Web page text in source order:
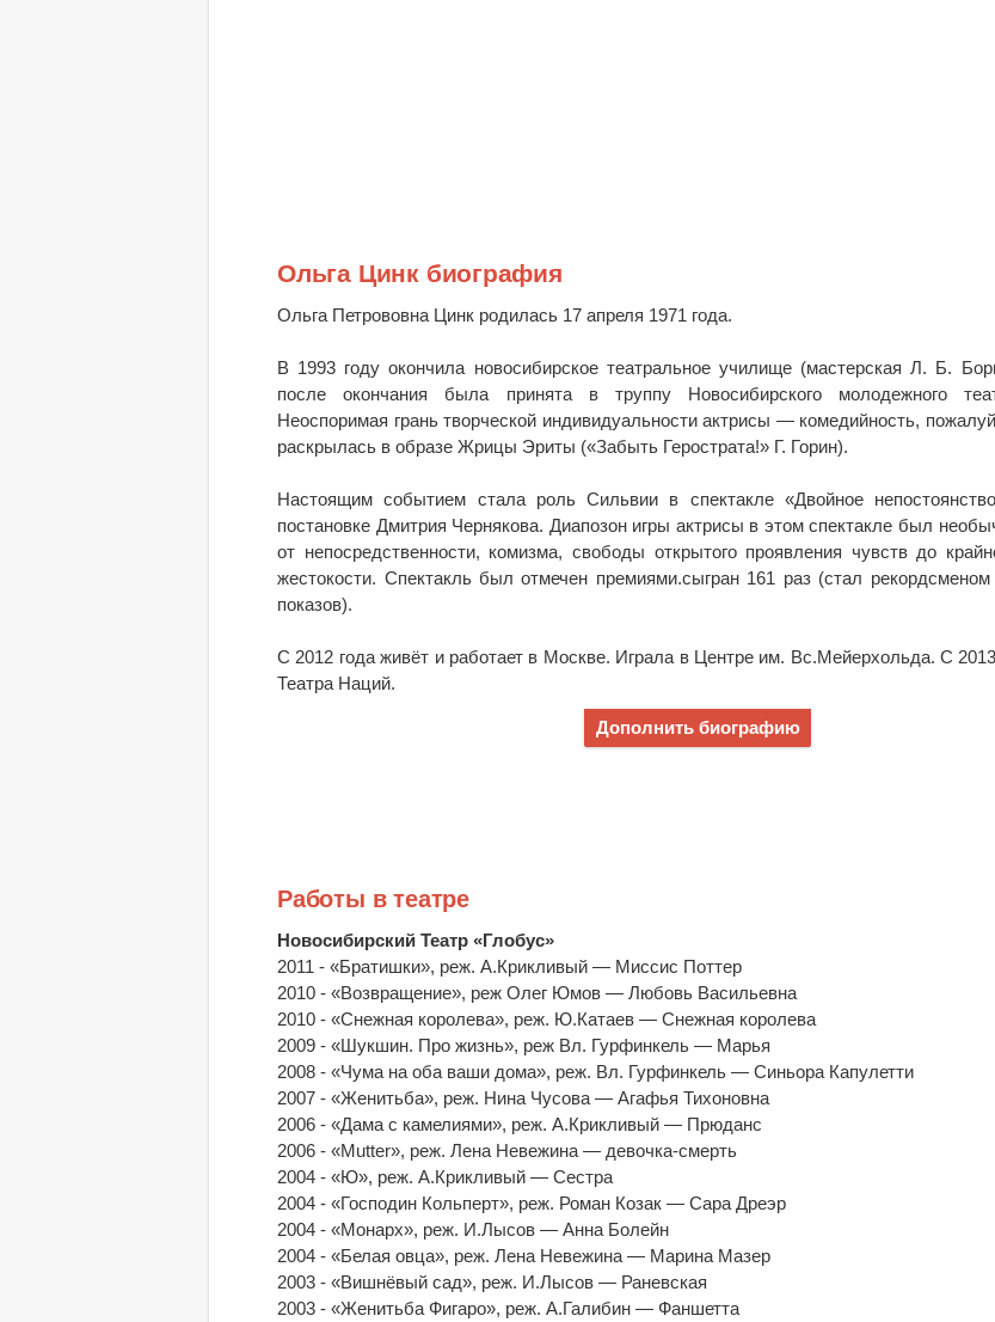
Ольга Цинк биография
Ольга Петрововна Цинк родилась 17 апреля 1971 года.
В 1993 году окончила новосибирское театральное училище (мастерская Л. Б.
после окончания была принята в труппу Новосибирского молодежного
Неоспоримая грань творческой индивидуальности актрисы — комедийность,
раскрылась в образе Жрицы Эриты («Забыть Герострата!» Г. Горин).
Настоящим событием стала роль Сильвии в спектакле «Двойное
постановке Дмитрия Чернякова. Диапозон игры актрисы в этом спектакле был
от непосредственности, комизма, свободы открытого проявления чувств до
жестокости. Спектакль был отмечен премиями.сыгран 161 раз (стал рекордсменом
показов).
С 2012 года живёт и работает в Москве. Играла в Центре им. Вс.Мейерхольда. С
Театра Наций.
Дополнить биографию
Работы в театре
Новосибирский Театр «Глобус»
2011 - «Братишки», реж. А.Крикливый — Миссис Поттер
2010 - «Возвращение», реж Олег Юмов — Любовь Васильевна
2010 - «Снежная королева», реж. Ю.Катаев — Снежная королева
2009 - «Шукшин. Про жизнь», реж Вл. Гурфинкель — Марья
2008 - «Чума на оба ваши дома», реж. Вл. Гурфинкель — Синьора Капулетти
2007 - «Женитьба», реж. Нина Чусова — Агафья Тихоновна
2006 - «Дама с камелиями», реж. А.Крикливый — Прюданс
2006 - «Mutter», реж. Лена Невежина — девочка-смерть
2004 - «Ю», реж. А.Крикливый — Сестра
2004 - «Господин Кольперт», реж. Роман Козак — Сара Дреэр
2004 - «Монарх», реж. И.Лысов — Анна Болейн
2004 - «Белая овца», реж. Лена Невежина — Марина Мазер
2003 - «Вишнёвый сад», реж. И.Лысов — Раневская
2003 - «Женитьба Фигаро», реж. А.Галибин — Фаншетта